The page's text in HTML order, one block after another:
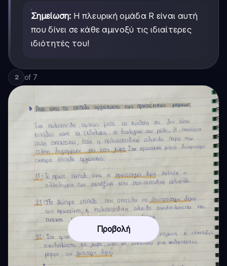
Σημείωση: Η πλευρική ομάδα R είναι αυτή
που δίνει σε κάθε αμινοξύ τις ιδιαίτερες
ιδιότητές του!
2 of 7
Προβολή